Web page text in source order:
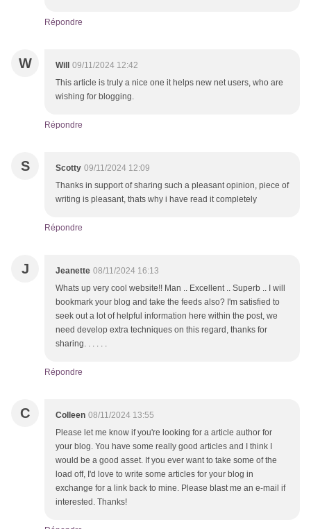
Répondre
W Will
09/11/2024 12:42
This article is truly a nice one it helps new net users, who are
wishing for blogging.
Répondre
S Scotty 09/11/2024 12:09
Thanks in support of sharing such a pleasant opinion, piece of
writing is pleasant, thats why i have read it completely
Répondre
J Jeanette 08/11/2024 16:13
Whats up very cool website!! Man .. Excellent .. Superb .. I will
bookmark your blog and take the feeds also? I'm satisfied to
seek out a lot of helpful information here within the post, we
need develop extra techniques on this regard, thanks for
sharing. . . . . .
Répondre
C Colleen 08/11/2024 13:55
Please let me know if you're looking for a article author for
your blog. You have some really good articles and I think I
would be a good asset. If you ever want to take some of the
load off, I'd love to write some articles for your blog in
exchange for a link back to mine. Please blast me an e-mail if
interested. Thanks!